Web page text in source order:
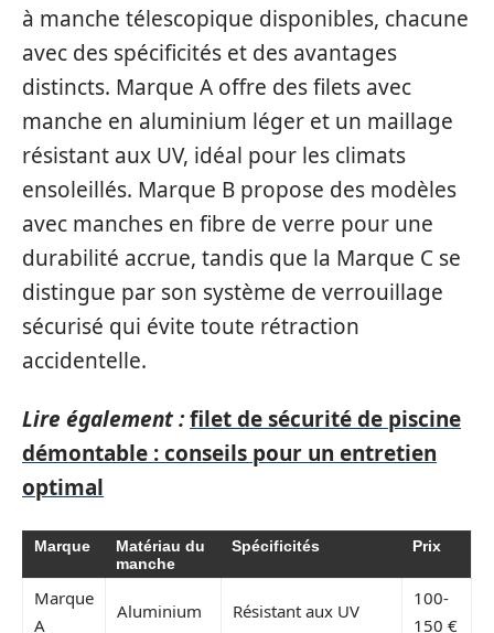
à manche télescopique disponibles, chacune
avec des spécificités et des avantages
distincts. Marque A offre des filets avec
manche en aluminium léger et un maillage
résistant aux UV, idéal pour les climats
ensoleillés. Marque B propose des modèles
avec manches en fibre de verre pour une
durabilité accrue, tandis que la Marque C se
distingue par son système de verrouillage
sécurisé qui évite toute rétraction
accidentelle.
Lire également :filet de sécurité de piscine
démontable : conseils pour un entretien
optimal
Marque
Matériau du
manche
Spécificités Prix
Marque
A
Aluminium Résistant aux UV
100-
150 €